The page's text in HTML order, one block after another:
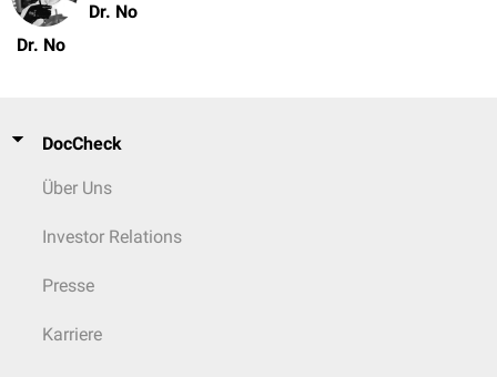
Dr. No
Dr. No
DocCheck
Über Uns
Investor Relations
Presse
Karriere